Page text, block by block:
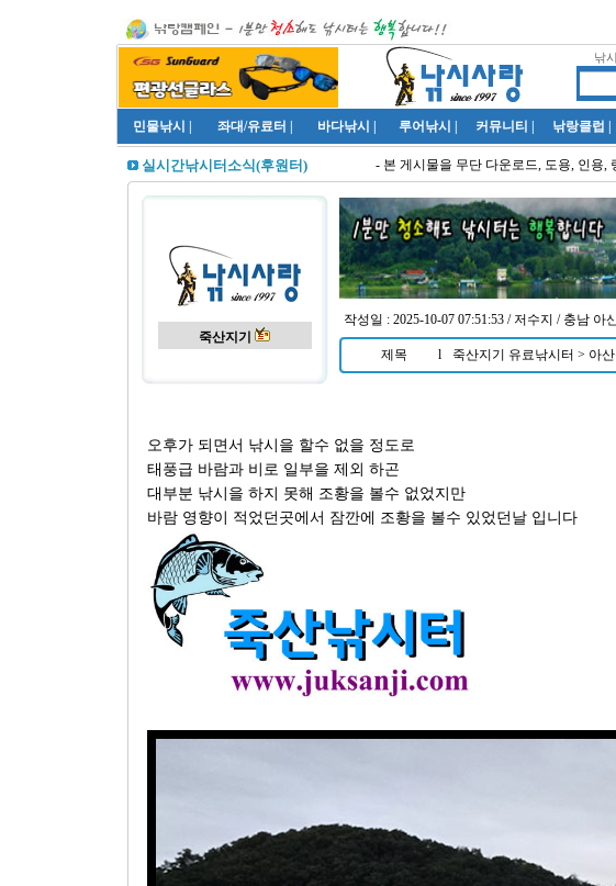
낚
민물낚시 좌대/유료터 바다낚시 루어낚시 커뮤니티 낚랑클럽
실시간낚시터소식(후원터) - 본 게시물을 무단 다운로드, 도용, 인용,
죽산지기
작성일 : 2025-10-07 07:51:53 / 저수지 / 충남 아
제목 l 죽산지기 유료낚시터 > 아
오후가 되면서 낚시을 할수 없을 정도로
태풍급 바람과 비로 일부을 제외 하곤
대부분 낚시을 하지 못해 조황을 볼수 없었지만
바람 영향이 적었던곳에서 잠깐에 조황을 볼수 있었던날 입니다